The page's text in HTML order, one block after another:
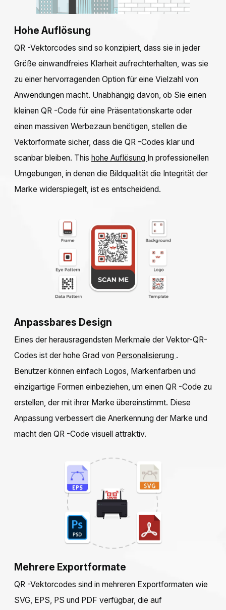
Hohe Auflösung
QR -Vektorcodes sind so konzipiert, dass sie in jeder
Größe einwandfreies Klarheit aufrechterhalten, was sie
zu einer hervorragenden Option für eine Vielzahl von
Anwendungen macht. Unabhängig davon, ob Sie einen
kleinen QR -Code für eine Präsentationskarte oder
einen massiven Werbezaun benötigen, stellen die
Vektorformate sicher, dass die QR -Codes klar und
scanbar bleiben. This hohe Auflösung In professionellen
Umgebungen, in denen die Bildqualität die Integrität der
Marke widerspiegelt, ist es entscheidend.
Anpassbares Design
Eines der herausragendsten Merkmale der Vektor-QR-
Codes ist der hohe Grad von Personalisierung .
Benutzer können einfach Logos, Markenfarben und
einzigartige Formen einbeziehen, um einen QR -Code zu
erstellen, der mit ihrer Marke übereinstimmt. Diese
Anpassung verbessert die Anerkennung der Marke und
macht den QR -Code visuell attraktiv.
Mehrere Exportformate
QR -Vektorcodes sind in mehreren Exportformaten wie
SVG, EPS, PS und PDF verfügbar, die auf